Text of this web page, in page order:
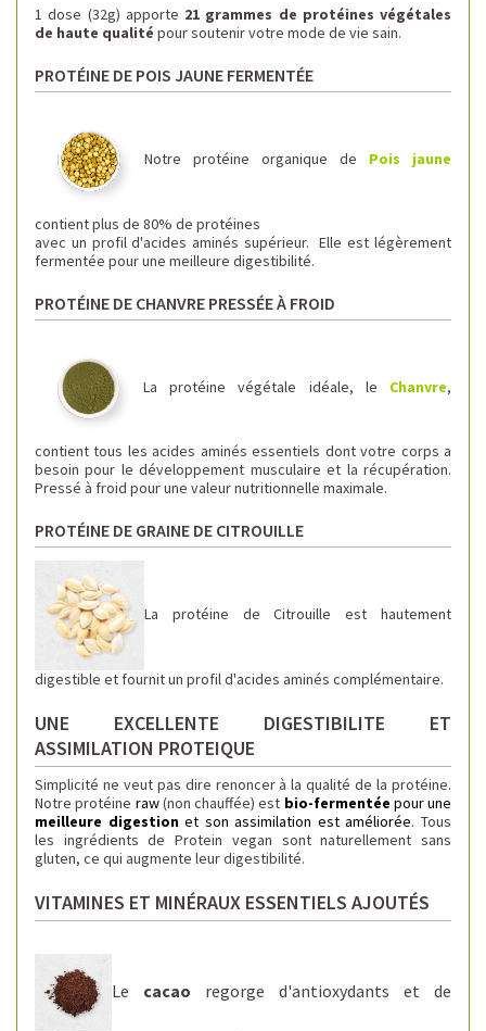
1 dose (32g) apporte 21 grammes de protéines végétales
de haute qualité pour soutenir votre mode de vie sain.
PROTÉINE DE POIS JAUNE FERMENTÉE
Notre protéine organique de Pois jaune
contient plus de 80% de protéines
avec un profil d'acides aminés supérieur. Elle est légèrement
fermentée pour une meilleure digestibilité.
PROTÉINE DE CHANVRE PRESSÉE À FROID
La protéine végétale idéale, le Chanvre,
contient tous les acides aminés essentiels dont votre corps a
besoin pour le développement musculaire et la récupération.
Pressé à froid pour une valeur nutritionnelle maximale.
PROTÉINE DE GRAINE DE CITROUILLE
La protéine de Citrouille est hautement
digestible et fournit un profil d'acides aminés complémentaire.
UNE EXCELLENTE DIGESTIBILITE ET
ASSIMILATION PROTEIQUE
Simplicité ne veut pas dire renoncer à la qualité de la protéine.
Notre protéine raw(non chauffée) est bio-fermentée pour une
meilleure digestionet son assimilation est améliorée. Tous
les ingrédients de Protein vegan sont naturellement sans
gluten, ce qui augmente leur digestibilité.
VITAMINES ET MINÉRAUX ESSENTIELS AJOUTÉS
Le cacao regorge d'antioxydants et de